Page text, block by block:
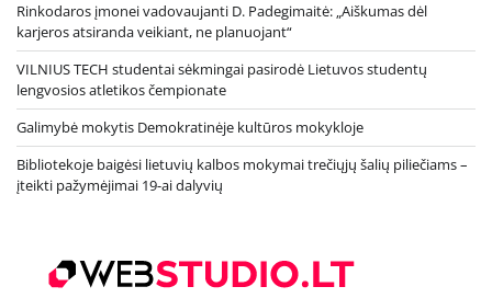
Rinkodaros įmonei vadovaujanti D. Padegimaitė: „Aiškumas dėl
karjeros atsiranda veikiant, ne planuojant“
VILNIUS TECH studentai sėkmingai pasirodė Lietuvos studentų
lengvosios atletikos čempionate
Galimybė mokytis Demokratinėje kultūros mokykloje
Bibliotekoje baigėsi lietuvių kalbos mokymai trečiųjų šalių piliečiams –
įteikti pažymėjimai 19-ai dalyvių